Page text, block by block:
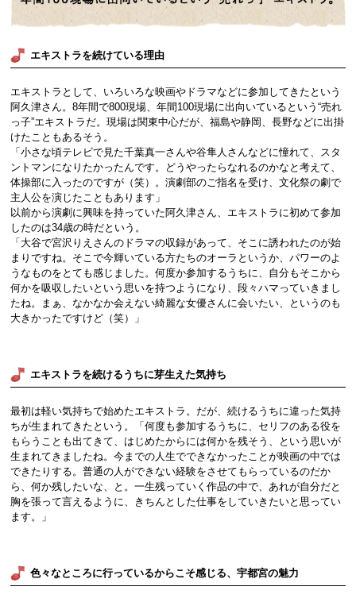
エキストラを続けている理由
エキストラとして、いろいろな映画やドラマなどに参加してきたという
阿久津さん。8年間で800現場、年間100現場に出向いているという“売れ
っ子”エキストラだ。現場は関東中心だが、福島や静岡、長野などに出掛
けたこともあるそう。
「小さな頃テレビで見た千葉真一さんや谷隼人さんなどに憧れて、スタ
ントマンになりたかったんです。どうやったらなれるのかなと考えて、
体操部に入ったのですが（笑）。演劇部のご指名を受け、文化祭の劇で
主人公を演じたこともあります」
以前から演劇に興味を持っていた阿久津さん、エキストラに初めて参加
したのは34歳の時だという。
「大谷で宮沢りえさんのドラマの収録があって、そこに誘われたのが始
まりですね。そこで今輝いている方たちのオーラというか、パワーのよ
うなものをとても感じました。何度か参加するうちに、自分もそこから
何かを吸収したいという思いを持つようになり、段々ハマっていきまし
たね。まぁ、なかなか会えない綺麗な女優さんに会いたい、というのも
大きかったですけど（笑）」
エキストラを続けるうちに芽生えた気持ち
最初は軽い気持ちで始めたエキストラ。だが、続けるうちに違った気持
ちが生まれてきたという。「何度も参加するうちに、セリフのある役を
もらうことも出てきて、はじめたからには何かを残そう、という思いが
生まれてきましたね。今までの人生でできなかったことが映画の中では
できたりする。普通の人ができない経験をさせてもらっているのだか
ら、何か残したいな、と。一生残っていく作品の中で、あれが自分だと
胸を張って言えるように、きちんとした仕事をしていきたいと思ってい
ます。」
色々なところに行っているからこそ感じる、宇都宮の魅力